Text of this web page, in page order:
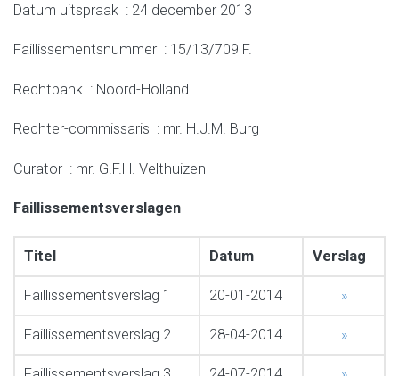
Datum uitspraak : 24 december 2013
Faillissementsnummer : 15/13/709 F.
Rechtbank : Noord-Holland
Rechter-commissaris : mr. H.J.M. Burg
Curator : mr. G.F.H. Velthuizen
Faillissementsverslagen
Titel Datum Verslag
Faillissementsverslag 1 20-01-2014 »
Faillissementsverslag 2 28-04-2014 »